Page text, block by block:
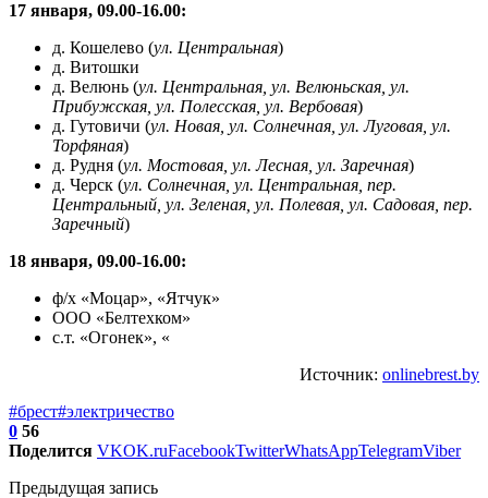
17 января, 09.00-16.00:
д. Кошелево (ул. Центральная)
д. Витошки
д. Велюнь (ул. Центральная, ул. Велюньская, ул.
Прибужская, ул. Полесская, ул. Вербовая)
д. Гутовичи (ул. Новая, ул. Солнечная, ул. Луговая, ул.
Торфяная)
д. Рудня (ул. Мостовая, ул. Лесная, ул. Заречная)
д. Черск (ул. Солнечная, ул. Центральная, пер.
Центральный, ул. Зеленая, ул. Полевая, ул. Садовая, пер.
Заречный)
18 января, 09.00-16.00:
ф/х «Моцар», «Ятчук»
ООО «Белтехком»
с.т. «Огонек», «
Источник: onlinebrest.by
#брест#электричество
0 56
Поделится VKOK.ruFacebookTwitterWhatsAppTelegramViber
Предыдущая запись